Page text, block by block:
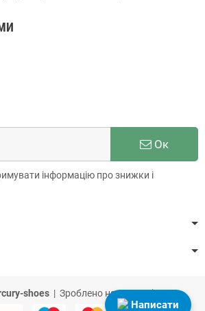
Ок
інформацію про знижки і
shoes | Зроблено наPrestaShop
Написати